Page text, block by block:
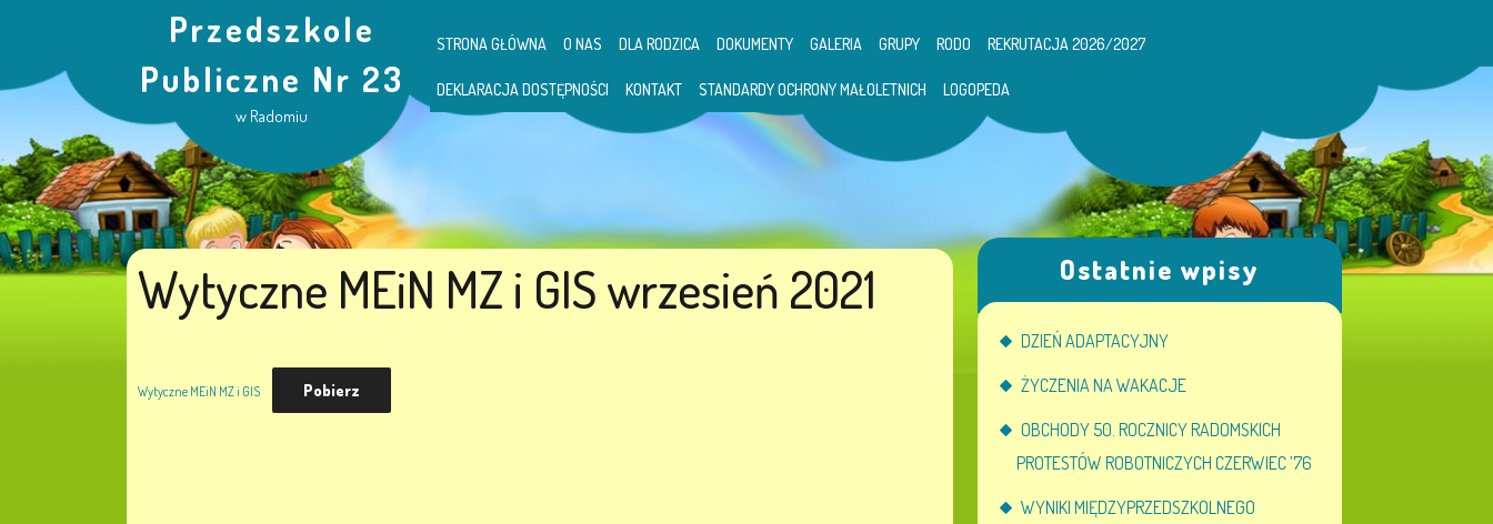
Przedszkole
Publiczne Nr 23
w Radomiu
STRONA GŁÓWNA O NAS DLA RODZICA DOKUMENTY GALERIA GRUPY RODO REKRUTACJA 2026/2027
DEKLARACJA DOSTĘPNOŚCI KONTAKT STANDARDY OCHRONY MAŁOLETNICH LOGOPEDA
Wytyczne MEiN MZ i GIS wrzesień 2021
Wytyczne MEiN MZ i GIS Pobierz
Ostatnie wpisy
DZIEŃ ADAPTACYJNY
ŻYCZENIA NA WAKACJE
OBCHODY 50. ROCZNICY RADOMSKICH
PROTESTÓW ROBOTNICZYCH CZERWIEC ’76
WYNIKI MIĘDZYPRZEDSZKOLNEGO